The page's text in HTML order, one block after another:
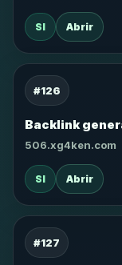
SI Abrir
#126
Backlink
506.xg4ken.com
SI Abrir
#127